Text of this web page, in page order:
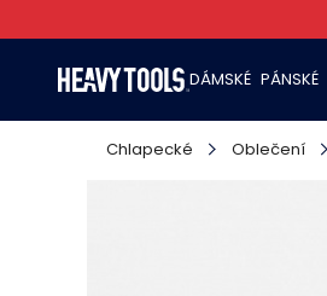
DÁMSKÉ PÁNSKÉ
Chlapecké Oblečení